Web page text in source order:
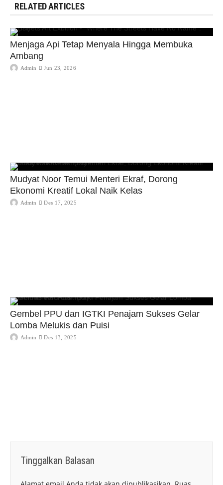
RELATED ARTICLES
Menjaga Api Tetap Menyala Hingga Membuka
Ambang
Admin Jun 23, 2026
Mudyat Noor Temui Menteri Ekraf, Dorong
Ekonomi Kreatif Lokal Naik Kelas
Admin Des 17, 2025
Gembel PPU dan IGTKI Penajam Sukses Gelar
Lomba Melukis dan Puisi
Admin Des 13, 2025
Tinggalkan Balasan